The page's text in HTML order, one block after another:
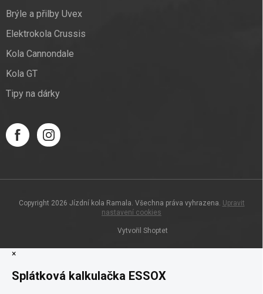
Brýle a přilby Uvex
Elektrokola Crussis
Kola Cannondale
Kola GT
Tipy na dárky
Vytvořil Shoptet
Copyright 2026 Jízdní kola Ramala. Všechna práva vyhrazena. Upravit
nastavení cookies
×
Splátková kalkulačka ESSOX